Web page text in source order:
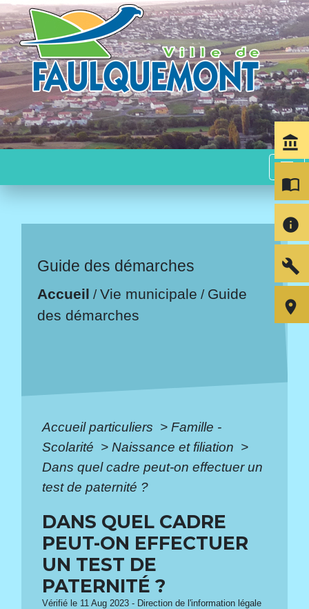
menu
Guide des démarches
Accueil /Vie municipale / Guide
des démarches
Accueil particuliers > Famille -
Scolarité > Naissance et filiation >
Dans quel cadre peut-on effectuer un
test de paternité ?
DANS QUEL CADRE
PEUT-ON EFFECTUER
UN TEST DE
PATERNITÉ ?
Vérifié le 11 Aug 2023 - Direction de l'information légale
account_balance
import_contacts
info
build
room